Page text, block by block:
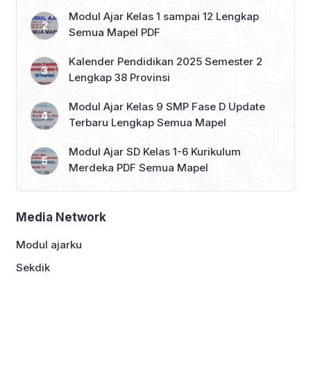
Modul Ajar Kelas 1 sampai 12 Lengkap
Semua Mapel PDF
Kalender Pendidikan 2025 Semester 2
Lengkap 38 Provinsi
Modul Ajar Kelas 9 SMP Fase D Update
Terbaru Lengkap Semua Mapel
Modul Ajar SD Kelas 1-6 Kurikulum
Merdeka PDF Semua Mapel
Media Network
Modul ajarku
Sekdik